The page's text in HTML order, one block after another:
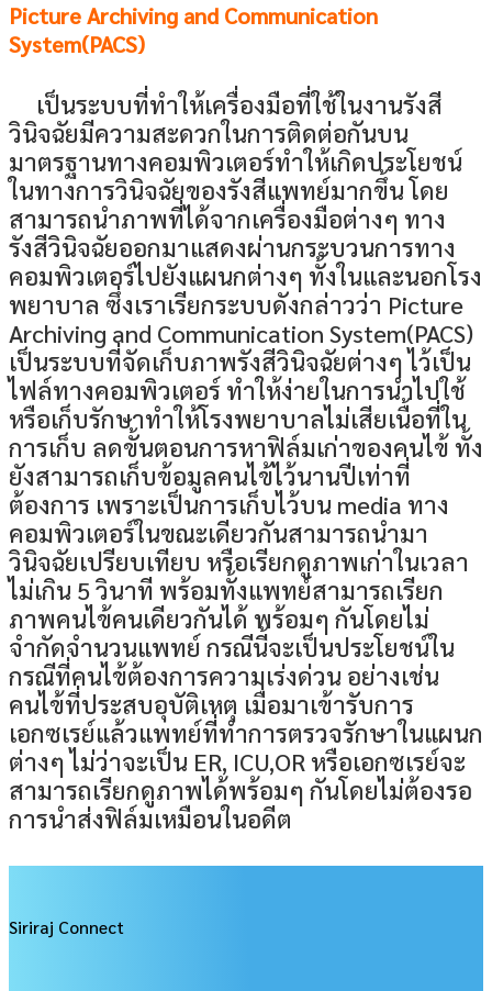
Picture Archiving and Communication
System(PACS)
เป็นระบบที่ทำให้เครื่องมือที่ใช้ในงานรังสี
วินิจฉัยมีความสะดวกในการติดต่อกันบน
มาตรฐานทางคอมพิวเตอร์ทำให้เกิดประโยชน์
ในทางการวินิจฉัยของรังสีแพทย์มากขึ้น โดย
สามารถนำภาพที่ได้จากเครื่องมือต่างๆ ทาง
รังสีวินิจฉัยออกมาแสดงผ่านกระบวนการทาง
คอมพิวเตอร์ไปยังแผนกต่างๆ ทั้งในและนอกโรง
พยาบาล ซึ่งเราเรียกระบบดังกล่าวว่า Picture
Archiving and Communication System(PACS)
เป็นระบบที่จัดเก็บภาพรังสีวินิจฉัยต่างๆ ไว้เป็น
ไฟล์ทางคอมพิวเตอร์ ทำให้ง่ายในการนำไปใช้
หรือเก็บรักษาทำให้โรงพยาบาลไม่เสียเนื้อที่ใน
การเก็บ ลดขั้นตอนการหาฟิล์มเก่าของคนไข้ ทั้ง
ยังสามารถเก็บข้อมูลคนไข้ไว้นานปีเท่าที่
ต้องการ เพราะเป็นการเก็บไว้บน media ทาง
คอมพิวเตอร์ในขณะเดียวกันสามารถนำมา
วินิจฉัยเปรียบเทียบ หรือเรียกดูภาพเก่าในเวลา
ไม่เกิน 5 วินาที พร้อมทั้งแพทย์สามารถเรียก
ภาพคนไข้คนเดียวกันได้ พร้อมๆ กันโดยไม่
จำกัดจำนวนแพทย์ กรณีนี้จะเป็นประโยชน์ใน
กรณีที่คนไข้ต้องการความเร่งด่วน อย่างเช่น
คนไข้ที่ประสบอุบัติเหตุ เมื่อมาเข้ารับการ
เอกซเรย์แล้วแพทย์ที่ทำการตรวจรักษาในแผนก
ต่างๆ ไม่ว่าจะเป็น ER, ICU,OR หรือเอกซเรย์จะ
สามารถเรียกดูภาพได้พร้อมๆ กันโดยไม่ต้องรอ
การนำส่งฟิล์มเหมือนในอดีต
Siriraj Connect